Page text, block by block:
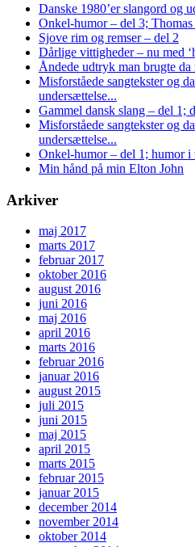
Danske 1980’er slangord og
Onkel-humor – del 3;
Sjove rim og remser – del 2
Dårlige vittigheder – nu med
Åndede udtryk man brugte da
Misforståede sangtekster og
undersættelse...
Gammel dansk slang – del 1;
Misforståede sangtekster og
undersættelse...
Onkel-humor – del 1; humor i
Min hånd på min Elton John
Arkiver
maj 2017
marts 2017
februar 2017
oktober 2016
august 2016
juni 2016
maj 2016
april 2016
marts 2016
februar 2016
januar 2016
august 2015
juli 2015
juni 2015
maj 2015
april 2015
marts 2015
februar 2015
januar 2015
december 2014
november 2014
oktober 2014